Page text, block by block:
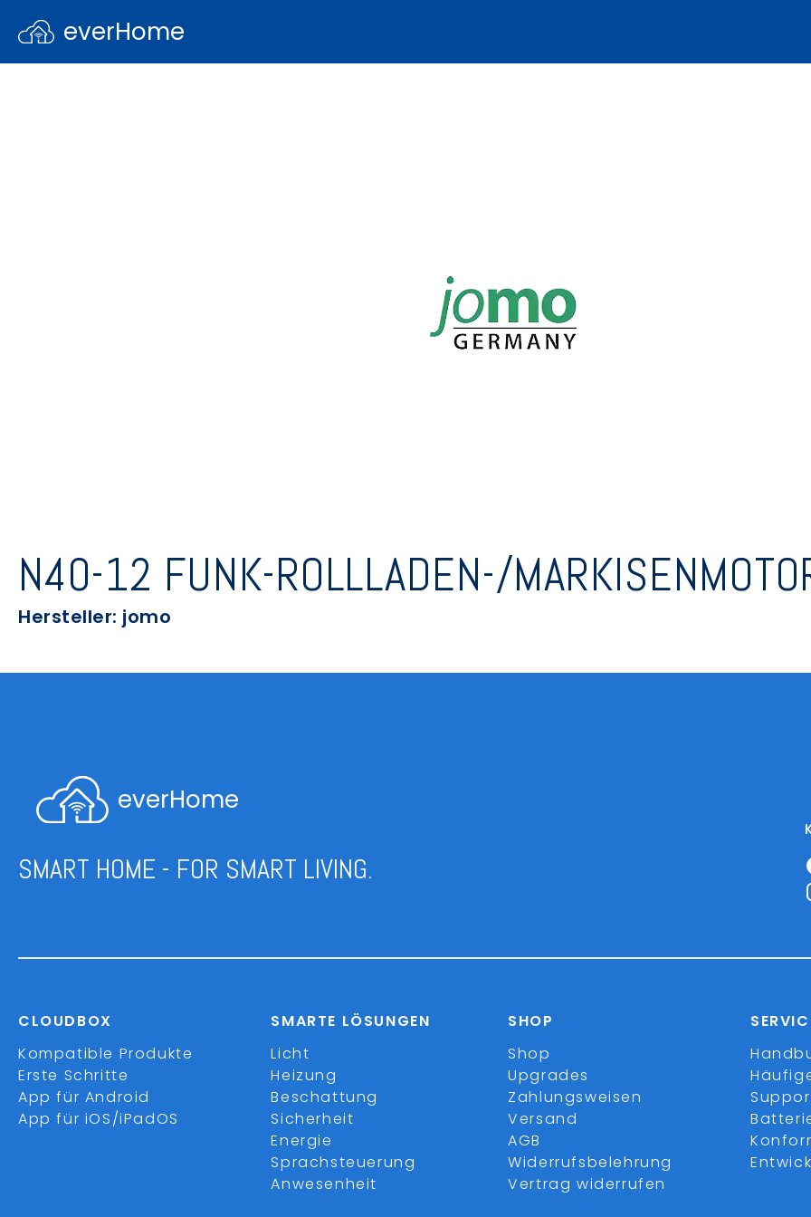
everHome
N40-12 FUNK-ROLLLADEN-/
Hersteller: jomo
everHome
SMART HOME - FOR SMART LIVING.
CLOUDBOX
Kompatible Produkte
Erste Schritte
App für Android
App für iOS/iPadOS
SMARTE LÖSUNGEN
Licht
Heizung
Beschattung
Sicherheit
Energie
Sprachsteuerung
Anwesenheit
SHOP
Shop
Upgrades
Zahlungsweisen
Versand
AGB
Widerrufsbelehrung
Vertrag widerrufen